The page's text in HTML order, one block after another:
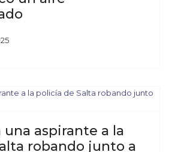
aspirante a la
robando junto a